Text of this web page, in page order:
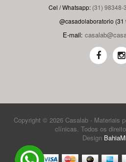
Cel / Whatsapp: (31) 98348-
@casadolaboratorio (31
E-mail:
Copyright © 2026 Casalab - Materiais
clínicas. Todos os
Design